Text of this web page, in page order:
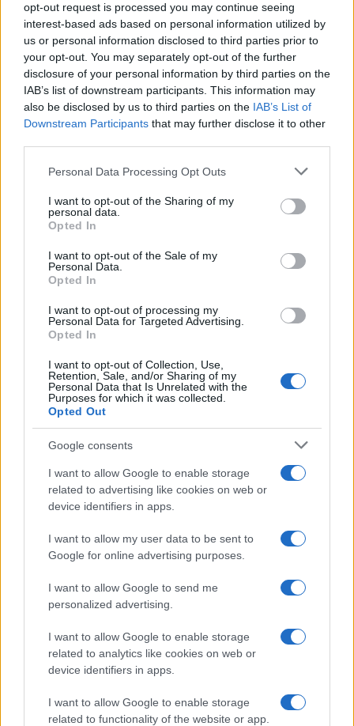
opt-out request is processed you may continue seeing
interest-based ads based on personal information utilized by
us or personal information disclosed to third parties prior to
your opt-out. You may separately opt-out of the further
disclosure of your personal information by third parties on the
IAB’s list of downstream participants. This information may
also be disclosed by us to third parties on the IAB’s List of
Downstream Participants that may further disclose it to other
Please note that this website/app uses one or more Google
not limited to your visit or usage behaviour. You may click to
grant or deny consent to Google and its third-party tags to
use your data for below specified purposes in below Google
consent section.
Personal Data Processing Opt Outs
I want to opt-out of the Sharing of my
personal data.
Opted In
I want to opt-out of the Sale of my
Personal Data.
Opted In
I want to opt-out of processing my
Personal Data for Targeted Advertising.
Opted In
I want to opt-out of Collection, Use,
Retention, Sale, and/or Sharing of my
Personal Data that Is Unrelated with the
Purposes for which it was collected.
Opted Out
Google consents
I want to allow Google to enable storage
related to advertising like cookies on web or
device identifiers in apps.
I want to allow my user data to be sent to
Google for online advertising purposes.
I want to allow Google to send me
personalized advertising.
I want to allow Google to enable storage
related to analytics like cookies on web or
device identifiers in apps.
I want to allow Google to enable storage
related to functionality of the website or app.
Continua a leggere
SCI ALPINO
Sci alpino: Elena Curtoni chiude la carriera dopo la
stagione 2026-2027
Marco Tessari · 5 Ago 2026
SCI ALPINO